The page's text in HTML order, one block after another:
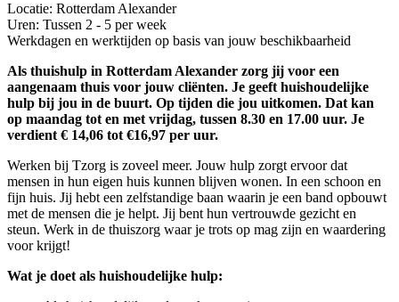
Locatie: Rotterdam Alexander
Uren: Tussen 2 - 5 per week
Werkdagen en werktijden op basis van jouw beschikbaarheid
Als thuishulp in Rotterdam Alexander zorg jij voor een
aangenaam thuis voor jouw cliënten. Je geeft huishoudelijke
hulp bij jou in de buurt. Op tijden die jou uitkomen. Dat kan
op maandag tot en met vrijdag, tussen 8.30 en 17.00 uur. Je
verdient € 14,06 tot €16,97 per uur.
Werken bij Tzorg is zoveel meer. Jouw hulp zorgt ervoor dat
mensen in hun eigen huis kunnen blijven wonen. In een schoon en
fijn huis. Jij hebt een zelfstandige baan waarin je een band opbouwt
met de mensen die je helpt. Jij bent hun vertrouwde gezicht en
steun. Werk in de thuiszorg waar je trots op mag zijn en waardering
voor krijgt!
Wat je doet als huishoudelijke hulp: